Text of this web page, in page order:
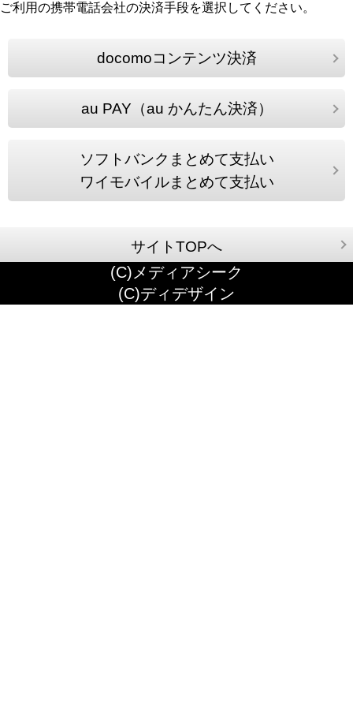
ご利用の携帯電話会社の決済手段を選択してください。
docomoコンテンツ決済
au PAY（au かんたん決済）
ソフトバンクまとめて支払い
ワイモバイルまとめて支払い
サイトTOPへ
(C)メディアシーク
(C)ディデザイン